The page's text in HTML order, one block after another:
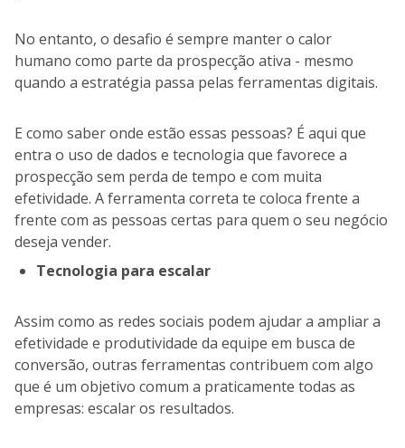
No entanto, o desafio é sempre manter o calor
humano como parte da prospecção ativa - mesmo
quando a estratégia passa pelas ferramentas digitais.
E como saber onde estão essas pessoas? É aqui que
entra o uso de dados e tecnologia que favorece a
prospecção sem perda de tempo e com muita
efetividade. A ferramenta correta te coloca frente a
frente com as pessoas certas para quem o seu negócio
deseja vender.
Tecnologia para escalar
Assim como as redes sociais podem ajudar a ampliar a
efetividade e produtividade da equipe em busca de
conversão, outras ferramentas contribuem com algo
que é um objetivo comum a praticamente todas as
empresas: escalar os resultados.